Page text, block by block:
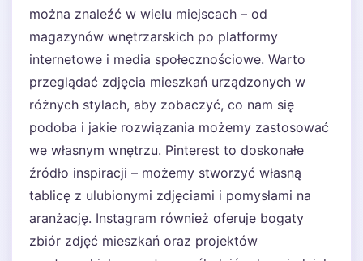
można znaleźć w wielu miejscach – od
magazynów wnętrzarskich po platformy
internetowe i media społecznościowe. Warto
przeglądać zdjęcia mieszkań urządzonych w
różnych stylach, aby zobaczyć, co nam się
podoba i jakie rozwiązania możemy zastosować
we własnym wnętrzu. Pinterest to doskonałe
źródło inspiracji – możemy stworzyć własną
tablicę z ulubionymi zdjęciami i pomysłami na
aranżację. Instagram również oferuje bogaty
zbiór zdjęć mieszkań oraz projektów